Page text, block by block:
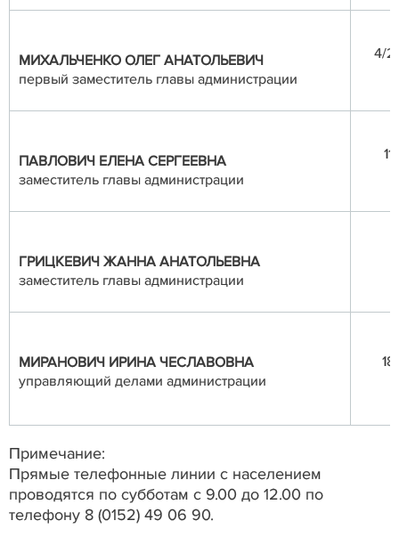
МИХАЛЬЧЕНКО ОЛЕГ АНАТОЛЬЕВИЧ
первый заместитель главы администрации
4/
ПАВЛОВИЧ ЕЛЕНА СЕРГЕЕВНА
заместитель главы администрации
11
ГРИЦКЕВИЧ ЖАННА АНАТОЛЬЕВНА
заместитель главы администрации
МИРАНОВИЧ ИРИНА ЧЕСЛАВОВНА
управляющий делами администрации
18
Примечание:
Прямые телефонные линии с населением
проводятся по субботам с 9.00 до 12.00 по
телефону 8 (0152) 49 06 90.